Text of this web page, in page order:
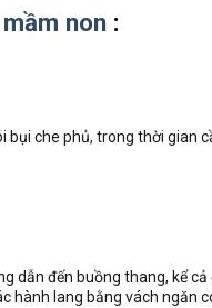
non :
che phủ, trong thời gian
dẫn đến buồng thang, kể cả
hành lang bằng vách ngăn